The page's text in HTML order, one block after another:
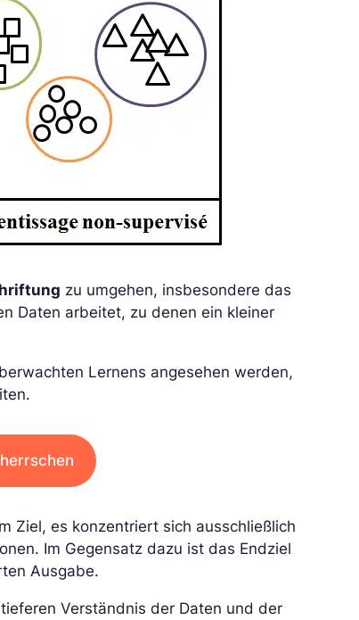
zu umgehen, insbesondere das
Daten arbeitet, zu denen ein kleiner
Lernens angesehen werden,
Ziel, es konzentriert sich ausschließlich
Im Gegensatz dazu ist das Endziel
Ausgabe.
Verständnis der Daten und der